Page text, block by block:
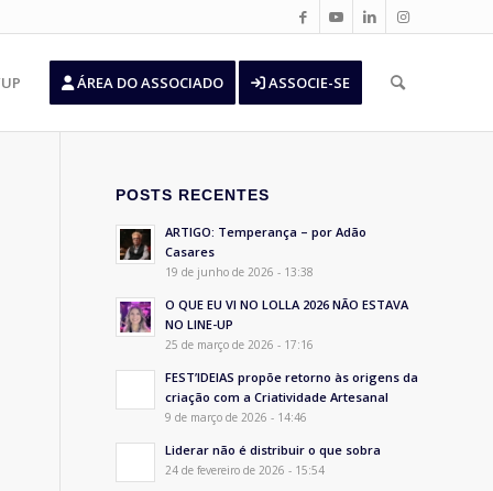
ÁREA DO ASSOCIADO ASSOCIE-SE
POSTS RECENTES
ARTIGO: Temperança – por Adão
Casares
19 de junho de 2026 - 13:38
O QUE EU VI NO LOLLA 2026 NÃO ESTAVA
NO LINE-UP
25 de março de 2026 - 17:16
FEST’IDEIAS propõe retorno às origens da
criação com a Criatividade Artesanal
9 de março de 2026 - 14:46
Liderar não é distribuir o que sobra
24 de fevereiro de 2026 - 15:54